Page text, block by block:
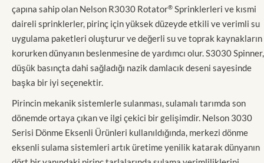
çapına sahip olan Nelson R3030 Rotator® Sprinklerleri ve kısmi
daireli sprinklerler, pirinç için yüksek düzeyde etkili ve verimli su
uygulama paketleri oluşturur ve değerli su ve toprak kaynakların
korurken dünyanın beslenmesine de yardımcı olur. S3030 Spinner,
düşük basınçta dahi sağladığı nazik damlacık deseni sayesinde
başka bir iyi seçenektir.
Pirincin mekanik sistemlerle sulanması, sulamalı tarımda son
dönemde ortaya çıkan ve ilgi çekici bir gelişimdir. Nelson 3030
Serisi Dönme Eksenli Ürünleri kullanıldığında, merkezi dönme
eksenli sulama sistemleri artık üretime yenilik katarak dünyanın